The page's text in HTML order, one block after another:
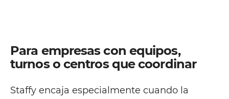
Para empresas con equipos,
turnos o centros que coordinar
Staffy encaja especialmente cuando la